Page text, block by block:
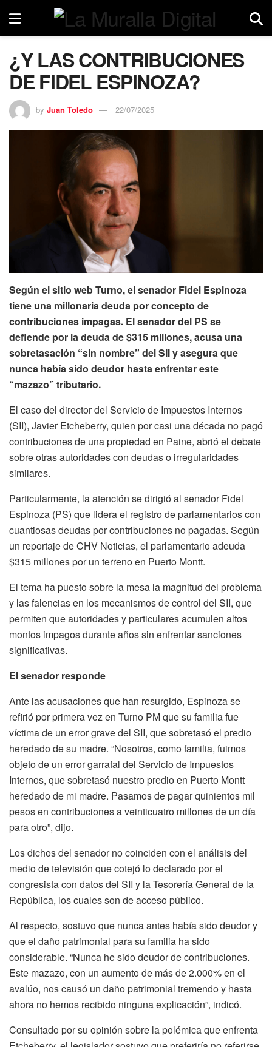
¿Y LAS CONTRIBUCIONES
DE FIDEL ESPINOZA?
by Juan Toledo 22/07/2025
Según el sitio web Turno, el senador Fidel Espinoza
tiene una millonaria deuda por concepto de
contribuciones impagas. El senador del PS se
defiende por la deuda de $315 millones, acusa una
sobretasación “sin nombre” del SII y asegura que
nunca había sido deudor hasta enfrentar este
“mazazo” tributario.
El caso del director del Servicio de Impuestos Internos
(SII), Javier Etcheberry, quien por casi una década no pagó
contribuciones de una propiedad en Paine, abrió el debate
sobre otras autoridades con deudas o irregularidades
similares.
Particularmente, la atención se dirigió al senador Fidel
Espinoza (PS) que lidera el registro de parlamentarios con
cuantiosas deudas por contribuciones no pagadas. Según
un reportaje de CHV Noticias, el parlamentario adeuda
$315 millones por un terreno en Puerto Montt.
El tema ha puesto sobre la mesa la magnitud del problema
y las falencias en los mecanismos de control del SII, que
permiten que autoridades y particulares acumulen altos
montos impagos durante años sin enfrentar sanciones
significativas.
El senador responde
Ante las acusaciones que han resurgido, Espinoza se
refirió por primera vez en Turno PM que su familia fue
víctima de un error grave del SII, que sobretasó el predio
heredado de su madre. “Nosotros, como familia, fuimos
objeto de un error garrafal del Servicio de Impuestos
Internos, que sobretasó nuestro predio en Puerto Montt
heredado de mi madre. Pasamos de pagar quinientos mil
pesos en contribuciones a veinticuatro millones de un día
para otro”, dijo.
Los dichos del senador no coinciden con el análisis del
medio de televisión que cotejó lo declarado por el
congresista con datos del SII y la Tesorería General de la
República, los cuales son de acceso público.
Al respecto, sostuvo que nunca antes había sido deudor y
que el daño patrimonial para su familia ha sido
considerable. “Nunca he sido deudor de contribuciones.
Este mazazo, con un aumento de más de 2.000% en el
avalúo, nos causó un daño patrimonial tremendo y hasta
ahora no hemos recibido ninguna explicación”, indicó.
Consultado por su opinión sobre la polémica que enfrenta